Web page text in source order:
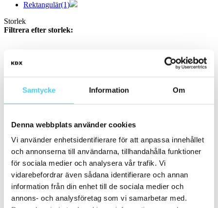
Samtycke Information Om
Denna webbplats använder cookies
Vi använder enhetsidentifierare för att anpassa innehållet
och annonserna till användarna, tillhandahålla funktioner
för sociala medier och analysera vår trafik. Vi
vidarebefordrar även sådana identifierare och annan
information från din enhet till de sociala medier och
annons- och analysföretag som vi samarbetar med.
Rektangulär(1)
Storlek
Filtrera efter storlek:
ca 10x10 cm(20)
ca 10x30 cm(1)
ca 10x60 cm(1)
10x60 cm(1)
ca 15x(35)
(34)
15x15 cm(34)
ca 15x60 cm(1)
15x60 cm(1)
(7)